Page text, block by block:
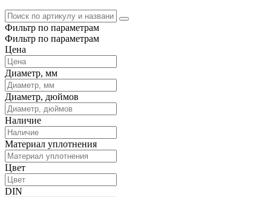
Фильтр по параметрам
Фильтр по параметрам
Цена
Диаметр, мм
Диаметр, дюймов
Наличие
Материал уплотнения
Цвет
DIN